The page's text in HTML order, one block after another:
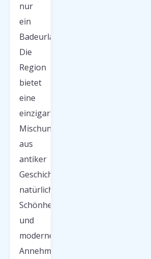
nur
ein
Badeurlaubsziel.
Die
Region
bietet
eine
einzigartige
Mischung
aus
antiker
Geschichte,
natürlicher
Schönheit
und
modernen
Annehmlichkeiten.